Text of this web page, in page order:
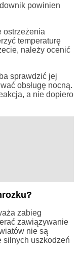
powinien
ostrzeżenia
temperaturę
należy ocenić
sprawdzić jej
obsługę nocną.
a nie dopiero
zabieg
zawiązywanie
nie są
silnych uszkodzeń